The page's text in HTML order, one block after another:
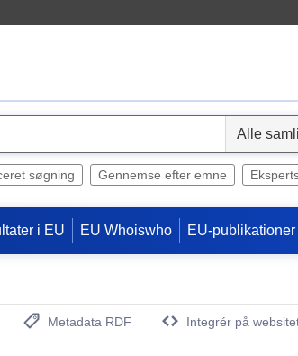
søgning Gennemse efter emne
i EU EU Whoiswho EU-publikationer
Metadata RDF
Integrér på